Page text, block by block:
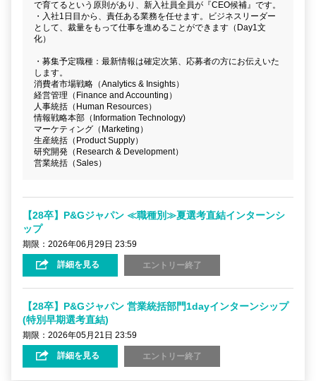
で育てるという原則があり、新入社員全員が『CEO候補』です。
・入社1日目から、責任ある業務を任せます。ビジネスリーダー
として、裁量をもって仕事を進めることができます（Day1文
化）
・募集予定職種：最新情報は確定次第、応募者の方にお伝えいた
します。
消費者市場戦略（Analytics & Insights）
経営管理（Finance and Accounting）
人事統括（Human Resources）
情報戦略本部（Information Technology)
マーケティング（Marketing）
生産統括（Product Supply）
研究開発（Research & Development）
営業統括（Sales）
【28卒】P&Gジャパン ≪職種別≫夏選考直結インターンシ
ップ
期限：2026年06月29日 23:59
詳細を見る エントリー終了
【28卒】P&Gジャパン 営業統括部門1dayインターンシップ
(特別早期選考直結)
期限：2026年05月21日 23:59
詳細を見る エントリー終了